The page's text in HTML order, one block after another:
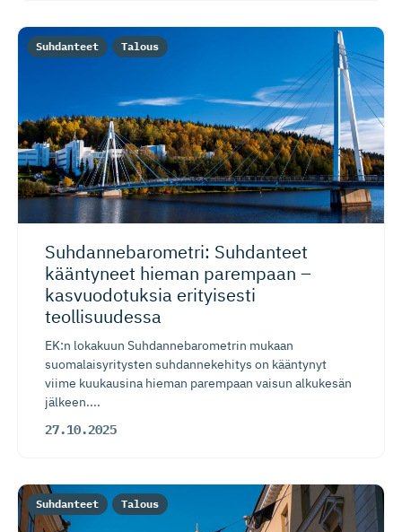
Suhdanneba­ro­metri: Suhdanteet
kääntyneet hieman parempaan –
kasvuodotuksia erityisesti
teollisuudessa
EK:n lokakuun Suhdannebarometrin mukaan
suomalaisyritysten suhdannekehitys on kääntynyt
viime kuukausina hieman parempaan vaisun alkukesän
jälkeen....
27.10.2025
Suhdanteet Talous
Suhdanteet Talous